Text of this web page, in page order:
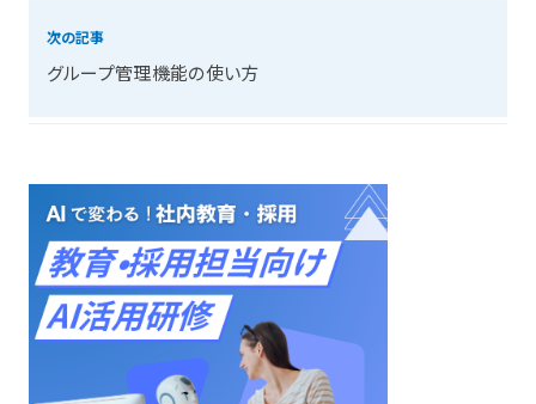
次の記事
グループ管理機能の使い方